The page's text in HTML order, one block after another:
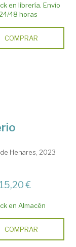
en librería. Envío
48 horas
COMPRAR
Henares, 2023
15,20 €
en Almacén
COMPRAR